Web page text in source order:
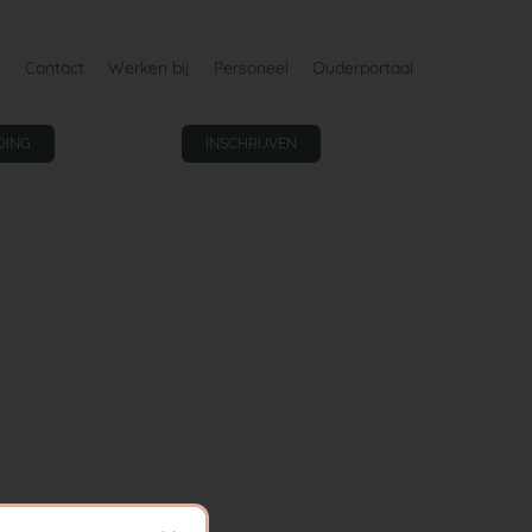
Contact Werken bij Personeel Ouderportaal
INSCHRIJVEN